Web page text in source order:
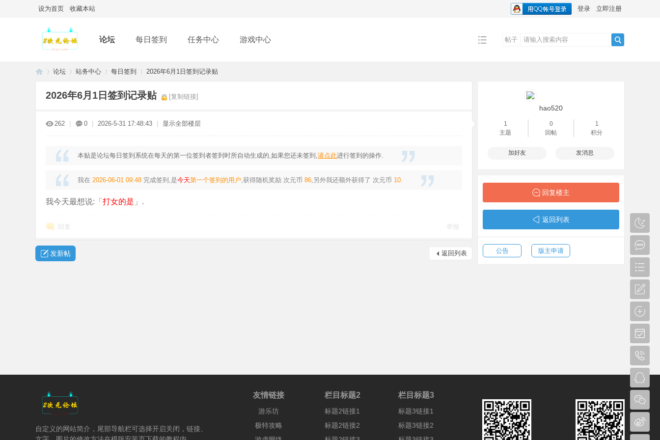
设为首页 收藏本站 登录 立即注册
论坛 每日签到 任务中心 游戏中心
帖子
论坛 站务中心 每日签到 2026年6月1日签到记录贴
2026年6月1日签到记录贴 [复制链接]
262 0 2026-5-31 17:48:43 显示全部楼层
本贴是论坛每日签到系统在每天的第一位签到者签到时所自动生成的,如果您还未签到,请点此进行签到的操作.
我在 2026-06-01 09:48 完成签到,是今天第一个签到的用户,获得随机奖励 次元币 86,另外我还额外获得了 次元币 10.
我今天最想说:「 打女的是 」.
回复 举报
返回列表
发新帖
hao520
1
主题
0
回帖
1
积分
加好友 发消息
回复楼主
返回列表
公告 版主申请
自定义的网站简介，尾部导航栏可选择开启关闭，链接、
友情链接
游乐坊
极特攻略
栏目标题2
标题2链接1
标题2链接2
栏目标题3
标题3链接1
标题3链接2